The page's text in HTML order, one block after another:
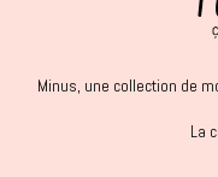
Minus, une collection de
La